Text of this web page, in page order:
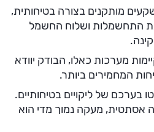
מותקנים בצורה בטיחותית,
התחשמלות ושלוח החשמל
מערכות כאלו, הבודק יוודא
המחמירים ביותר.
בערכם של ליקויים בטיחותיים.
אסתטית, מעקה נמוך מדי הוא